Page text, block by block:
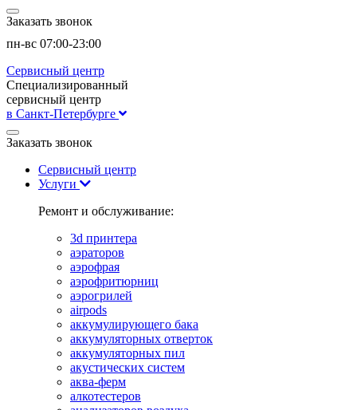
Заказать звонок
пн-вс 07:00-23:00
Сервисный центр
Специализированный
сервисный центр
в Санкт-Петербурге
Заказать звонок
Сервисный центр
Услуги
Ремонт и обслуживание:
3d принтера
аэраторов
аэрофрая
аэрофритюрниц
аэрогрилей
airpods
аккумулирующего бака
аккумуляторных отверток
аккумуляторных пил
акустических систем
аква-ферм
алкотестеров